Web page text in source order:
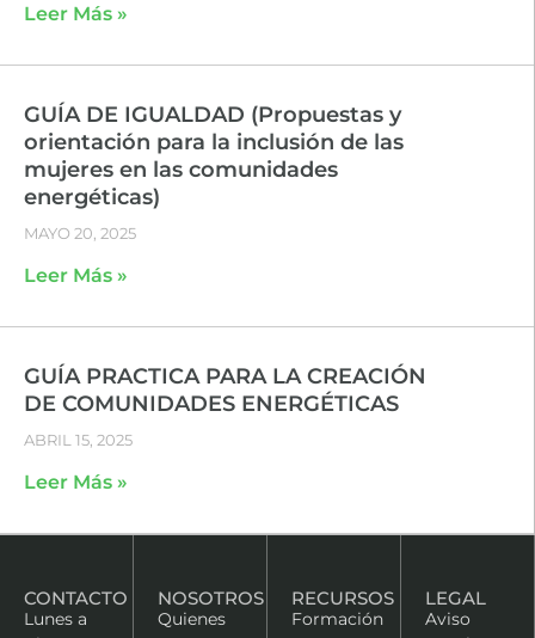
Leer Más »
GUÍA DE IGUALDAD (Propuestas y
orientación para la inclusión de las
mujeres en las comunidades
energéticas)
MAYO 20, 2025
Leer Más »
GUÍA PRACTICA PARA LA CREACIÓN
DE COMUNIDADES ENERGÉTICAS
ABRIL 15, 2025
Leer Más »
CONTACTO
Lunes a
NOSOTROS
Quienes
RECURSOS
Formación
LEGAL
Aviso